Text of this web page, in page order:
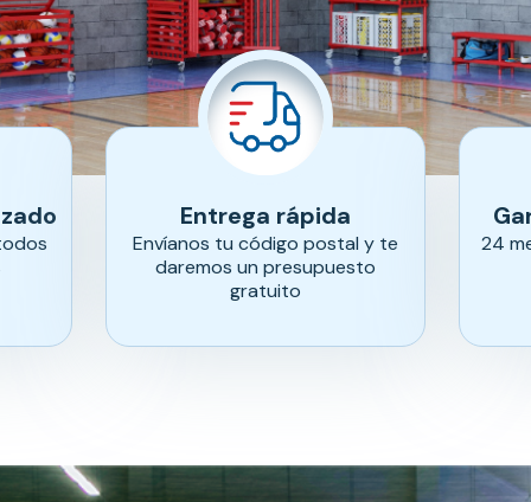
Entrega rápida
Envíanos tu código postal y te
daremos un presupuesto
gratuito
24